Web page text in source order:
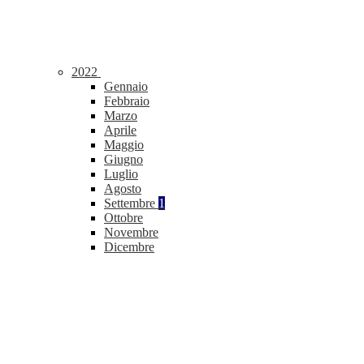
2022
Gennaio
Febbraio
Marzo
Aprile
Maggio
Giugno
Luglio
Agosto
Settembre 1
Ottobre
Novembre
Dicembre